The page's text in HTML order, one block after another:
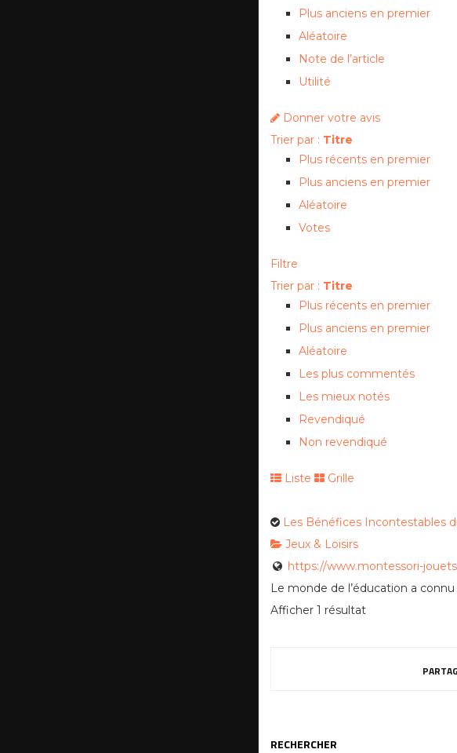
Plus anciens en premier
Aléatoire
Note de l’article
Utilité
Donner votre avis
Trier par : Titre
Plus récents en premier
Plus anciens en premier
Aléatoire
Votes
Filtre
Trier par : Titre
Plus récents en premier
Plus anciens en premier
Aléatoire
Les plus commentés
Les mieux notés
Revendiqué
Non revendiqué
Liste Grille
Les Bénéfices Incontestables
Jeux & Loisirs
https://www.montessori-
Le monde de l’éducation a
Afficher 1 résultat
RECHERCHER